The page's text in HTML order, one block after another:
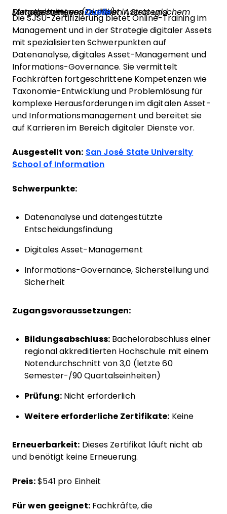
Fortgeschrittenes Zertifikat in Strategischem Management von Digitalen Assets und Dienstleistungen (Quelle)
Die SJSU-Zertifizierung bietet Online-Training im
Management und in der Strategie digitaler Assets
mit spezialisierten Schwerpunkten auf
Datenanalyse, digitales Asset-Management und
Informations-Governance. Sie vermittelt
Fachkräften fortgeschrittene Kompetenzen wie
Taxonomie-Entwicklung und Problemlösung für
komplexe Herausforderungen im digitalen Asset-
und Informationsmanagement und bereitet sie
auf Karrieren im Bereich digitaler Dienste vor.
Ausgestellt von: San José State University
School of Information
Schwerpunkte:
Datenanalyse und datengestützte
Entscheidungsfindung
Digitales Asset-Management
Informations-Governance, Sicherstellung und
Sicherheit
Zugangsvoraussetzungen:
Bildungsabschluss:Bachelorabschluss einer
regional akkreditierten Hochschule mit einem
Notendurchschnitt von 3,0 (letzte 60
Semester-/90 Quartalseinheiten)
Prüfung:Nicht erforderlich
Weitere erforderliche Zertifikate: Keine
Erneuerbarkeit: Dieses Zertifikat läuft nicht ab
und benötigt keine Erneuerung.
Preis:$541 pro Einheit
Für wen geeignet:Fachkräfte, die